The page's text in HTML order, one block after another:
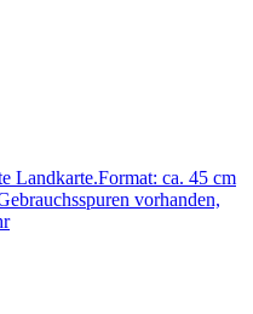
Landkarte.Format: ca. 45 cm
vorhanden,